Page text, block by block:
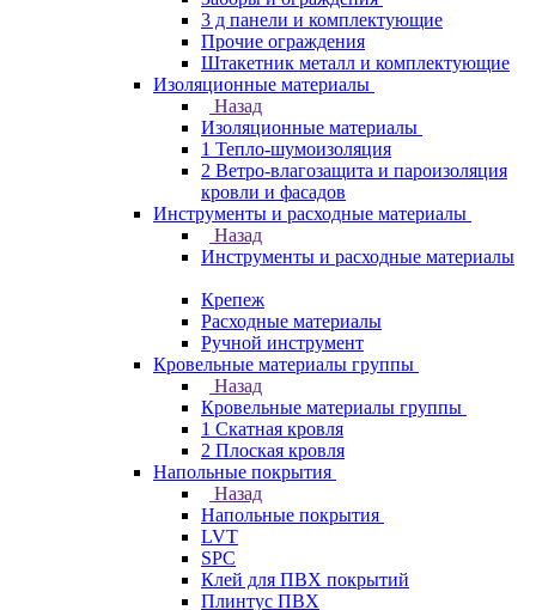
3 д панели и комплектующие
Прочие ограждения
Штакетник металл и комплектующие
Изоляционные материалы
Назад
Изоляционные материалы
1 Тепло-шумоизоляция
2 Ветро-влагозащита и пароизоляция
кровли и фасадов
Инструменты и расходные материалы
Назад
Инструменты и расходные материалы
Крепеж
Расходные материалы
Ручной инструмент
Кровельные материалы группы
Назад
Кровельные материалы группы
1 Скатная кровля
2 Плоская кровля
Напольные покрытия
Назад
Напольные покрытия
LVT
SPC
Клей для ПВХ покрытий
Плинтус ПВХ